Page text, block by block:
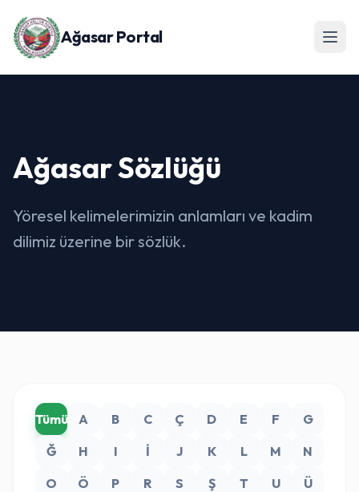
Ağasar Portal
Ağasar Sözlüğü
Yöresel kelimelerimizin anlamları ve kadim
dilimiz üzerine bir sözlük.
Tümü A B C Ç D E F
G
Ğ
H I İ J K L M
N
O
Ö P R S Ş T U
Ü